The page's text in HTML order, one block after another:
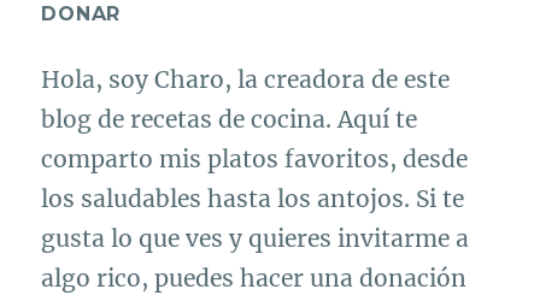
DONAR
Hola, soy Charo, la creadora de este
blog de recetas de cocina. Aquí te
comparto mis platos favoritos, desde
los saludables hasta los antojos. Si te
gusta lo que ves y quieres invitarme a
algo rico, puedes hacer una donación